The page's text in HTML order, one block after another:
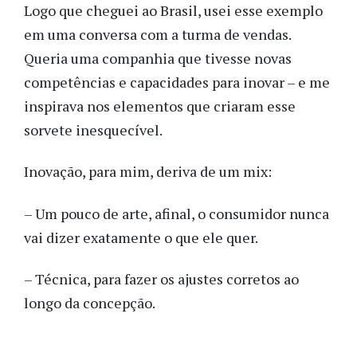
Logo que cheguei ao Brasil, usei esse exemplo
em uma conversa com a turma de vendas.
Queria uma companhia que tivesse novas
competências e capacidades para inovar – e me
inspirava nos elementos que criaram esse
sorvete inesquecível.
Inovação, para mim, deriva de um mix:
– Um pouco de arte, afinal, o consumidor nunca
vai dizer exatamente o que ele quer.
– Técnica, para fazer os ajustes corretos ao
longo da concepção.